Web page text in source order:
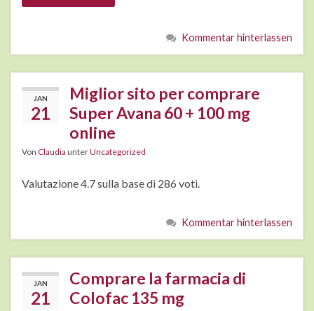
Kommentar hinterlassen
JAN
21
Miglior sito per comprare
Super Avana 60 + 100 mg
online
Von Claudia unterUncategorized
Valutazione 4.7 sulla base di 286 voti.
Kommentar hinterlassen
JAN
21
Comprare la farmacia di
Colofac 135 mg